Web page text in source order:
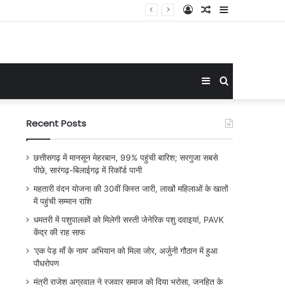
Sidebar
Random
Log
Search
for
Sidebar
Recent Posts
छत्तीसगढ़ में मानसून मेहरबान, 99% पहुंची बारिश; सरगुजा सबसे
पीछे, सारंगढ़-बिलाईगढ़ में रिकॉर्ड पानी
महतारी वंदन योजना की 30वीं किस्त जारी, लाखों महिलाओं के खातों
में पहुंची सम्मान राशि
धमतरी में पशुपालकों को मिलेगी सस्ती जेनेरिक पशु दवाइयां, PAVK
केंद्र की राह साफ
‘एक पेड़ माँ के नाम’ अभियान को मिला जोर, अर्जुनी गौठान में हुआ
पौधरोपण
मंत्री राजेश अग्रवाल ने रजवार समाज को दिया भरोसा, जनहित के